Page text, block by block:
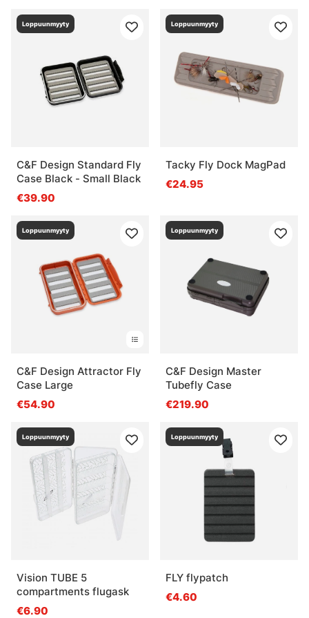
Loppuunmyyty
C&F Design Standard Fly
Case Black - Small Black
€39.90
Loppuunmyyty
Tacky Fly Dock MagPad
€24.95
Loppuunmyyty
C&F Design Attractor Fly
Case Large
€54.90
Loppuunmyyty
C&F Design Master
Tubefly Case
€219.90
Loppuunmyyty
Vision TUBE 5
compartments flugask
€6.90
Loppuunmyyty
FLY flypatch
€4.60